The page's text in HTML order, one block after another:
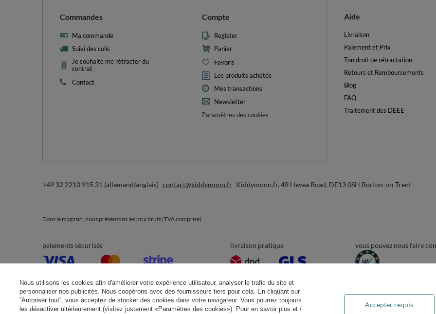
Commandes
Ma commande
Suivi des colis
Je souhaite me rétracter du
contrat
Contact
Compte
Register
Panier
Favoris
Les produits achetés
Mes transactions
Newsletter
Paramètres des cookies
Aide
Livraison
Paiement et Prix
Ton droit de rétractation
Retours et Remboursements
Blog
FAQ
Traitement des DEEE
+49 32 2210 915 31 (allemand/anglais) contact@kiddymoon.fr Kiddymoon.fr, 49 Hevea Road, DE13 0SH Burton-on-Trent
Dans le magasin, nous présentons les prix bruts (TVA comprise).
paiements sécurisés livraison pratique vous pouvez nous faire
Nous utilisons les cookies afin d'améliorer votre expérience utilisateur, analyser le trafic du site et
personnaliser nos publicités. Nous coopérons avec des fournisseurs tiers pour cela. En cliquant sur
”Autoriser tout”, vous acceptez de stocker des cookies dans votre navigateur. Vous pourrez toujours
les désactiver ultérieurement (visitez justement «Paramètres des cookies»). Pour en savoir plus et /
Accepter requis